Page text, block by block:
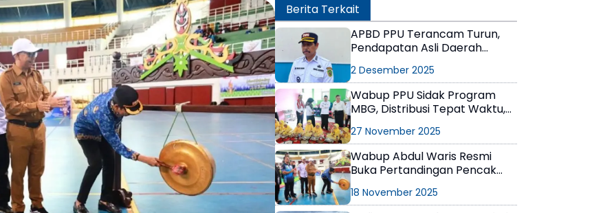
Berita Terkait
APBD PPU Terancam Turun,
Pendapatan Asli Daerah
2 Desember 2025
Wabup PPU Sidak Program
MBG, Distribusi Tepat Waktu,
27 November 2025
Wabup Abdul Waris Resmi
Buka Pertandingan Pencak
18 November 2025